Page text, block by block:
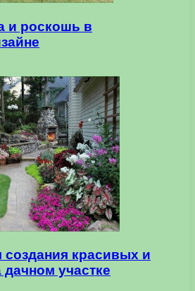
и роскошь в
красивых и
участке